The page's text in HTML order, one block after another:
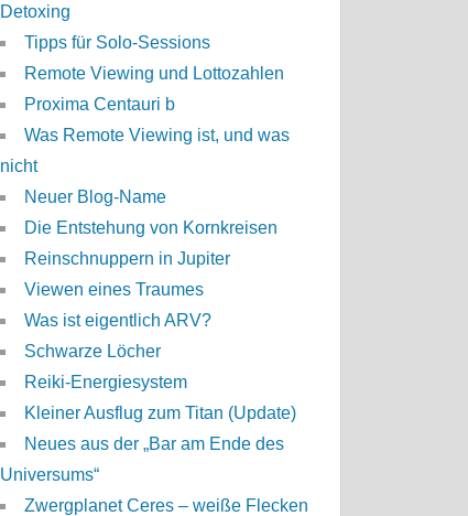
Detoxing
Tipps für Solo-Sessions
Remote Viewing und Lottozahlen
Proxima Centauri b
Was Remote Viewing ist, und was
nicht
Neuer Blog-Name
Die Entstehung von Kornkreisen
Reinschnuppern in Jupiter
Viewen eines Traumes
Was ist eigentlich ARV?
Schwarze Löcher
Reiki-Energiesystem
Kleiner Ausflug zum Titan (Update)
Neues aus der „Bar am Ende des
Universums“
Zwergplanet Ceres – weiße Flecken